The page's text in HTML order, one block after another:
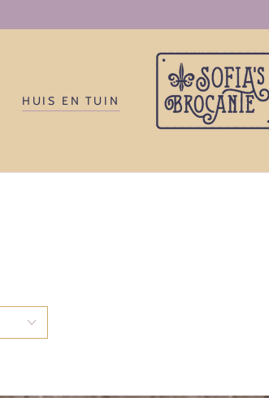
HUIS EN TUIN